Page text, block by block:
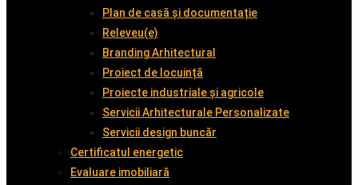
Plan de casă și documentație
Releveu(e)
Branding Arhitectural
Proiect de locuință
Proiecte industriale și agricole
Servicii Arhitecturale Personalizate
Servicii design buncăr
Certificatul energetic
Evaluare imobiliară